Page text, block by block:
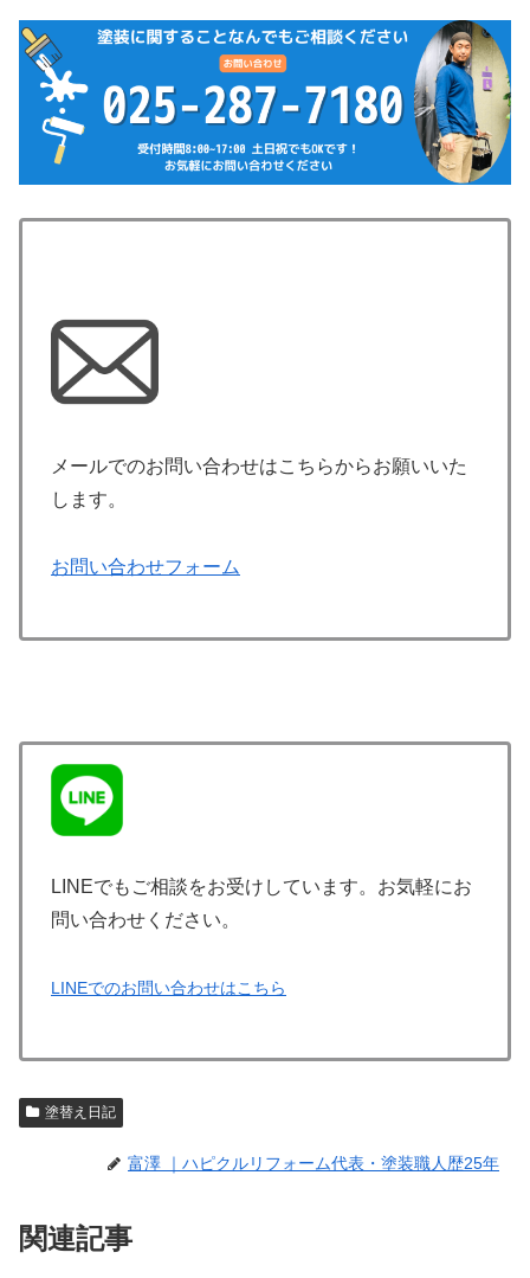
メールでのお問い合わせはこちらからお願いいた
します。
お問い合わせフォーム
LINEでもご相談をお受けしています。お気軽にお
問い合わせください。
LINEでのお問い合わせはこちら
塗替え日記
富澤 ｜ハピクルリフォーム代表・塗装職人歴25年
関連記事